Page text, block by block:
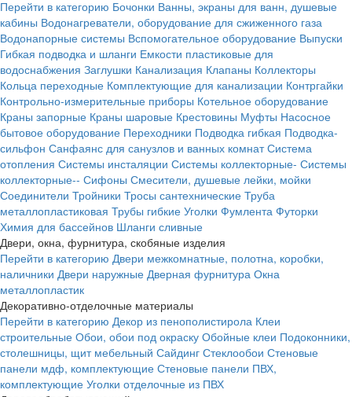
Перейти в категорию Бочонки Ванны, экраны для ванн, душевые
кабины Водонагреватели, оборудование для сжиженного газа
Водонапорные системы Вспомогательное оборудование Выпуски
Гибкая подводка и шланги Емкости пластиковые для
водоснабжения Заглушки Канализация Клапаны Коллекторы
Кольца переходные Комплектующие для канализации Контргайки
Контрольно-измерительные приборы Котельное оборудование
Краны запорные Краны шаровые Крестовины Муфты Насосное
бытовое оборудование Переходники Подводка гибкая Подводка-
сильфон Санфаянс для санузлов и ванных комнат Система
отопления Системы инсталяции Системы коллекторные- Системы
коллекторные-- Сифоны Смесители, душевые лейки, мойки
Соединители Тройники Тросы сантехнические Труба
металлопластиковая Трубы гибкие Уголки Фумлента Футорки
Химия для бассейнов Шланги сливные
Двери, окна, фурнитура, скобяные изделия
Перейти в категорию Двери межкомнатные, полотна, коробки,
наличники Двери наружные Дверная фурнитура Окна
металлопластик
Декоративно-отделочные материалы
Перейти в категорию Декор из пенополистирола Клеи
строительные Обои, обои под окраску Обойные клеи Подоконники,
столешницы, щит мебельный Сайдинг Стеклообои Стеновые
панели мдф, комплектующие Стеновые панели ПВХ,
комплектующие Уголки отделочные из ПВХ